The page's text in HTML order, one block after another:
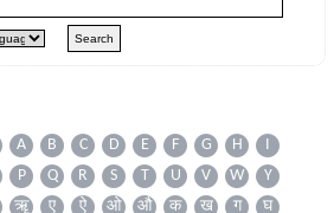
A B C D E F G H
I
P Q R S T U V W
Y
ॠ ए ऐ ओ औ क ख ग
घ